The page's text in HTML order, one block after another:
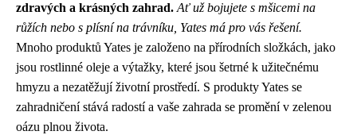
zdravých a krásných zahrad. Ať už bojujete s mšicemi na
růžích nebo s plísní na trávníku, Yates má pro vás řešení.
Mnoho produktů Yates je založeno na přírodních složkách, jako
jsou rostlinné oleje a výtažky, které jsou šetrné k užitečnému
hmyzu a nezatěžují životní prostředí. S produkty Yates se
zahradničení stává radostí a vaše zahrada se promění v zelenou
oázu plnou života.